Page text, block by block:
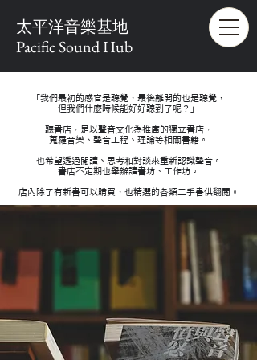
太平洋音樂基地
Pacific Sound Hub
「我們最初的感官是聽覺，最後離開的也是聽覺，
但我們什麼時候能好好聽到了呢？」
聽書店，是以聲音文化為推廣的獨立書店，
蒐羅音樂、聲音工程、理論等相關書籍。
也希望透過閱讀、思考和對談來重新認識聲音。
書店不定期也舉辦讀書坊、工作坊。
店內除了有新書可以購買，也精選的各類二手書供翻閱。